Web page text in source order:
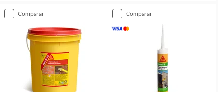
comparar comparar